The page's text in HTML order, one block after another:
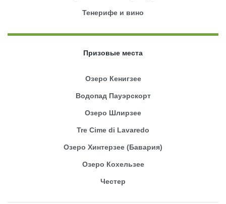
Тенерифе и вино
Призовые места
Озеро Кенигзее
Водопад Пауэрскорт
Озеро Шлирзее
Tre Cime di Lavaredo
Озеро Хинтерзее (Бавария)
Озеро Кохельзее
Честер